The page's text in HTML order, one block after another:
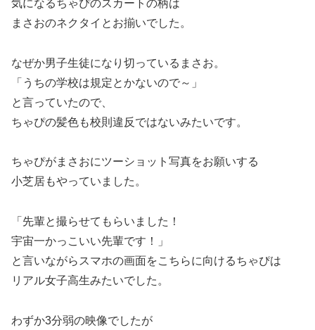
気になるちゃぴのスカートの柄は
まさおのネクタイとお揃いでした。
なぜか男子生徒になり切っているまさお。
「うちの学校は規定とかないので～」
と言っていたので、
ちゃぴの髪色も校則違反ではないみたいです。
ちゃぴがまさおにツーショット写真をお願いする
小芝居もやっていました。
「先輩と撮らせてもらいました！
宇宙一かっこいい先輩です！」
と言いながらスマホの画面をこちらに向けるちゃぴは
リアル女子高生みたいでした。
わずか3分弱の映像でしたが